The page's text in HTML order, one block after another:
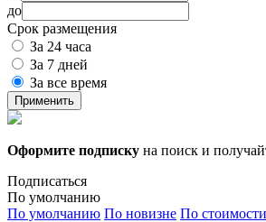
до
Срок размещения
За 24 часа
За 7 дней
За все время
Применить
Оформите подписку на поиск и
Подписаться
По умолчанию
По умолчанию По новизне По стоимости